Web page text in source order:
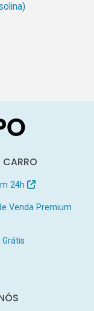
CARRO
24h
Venda Premium